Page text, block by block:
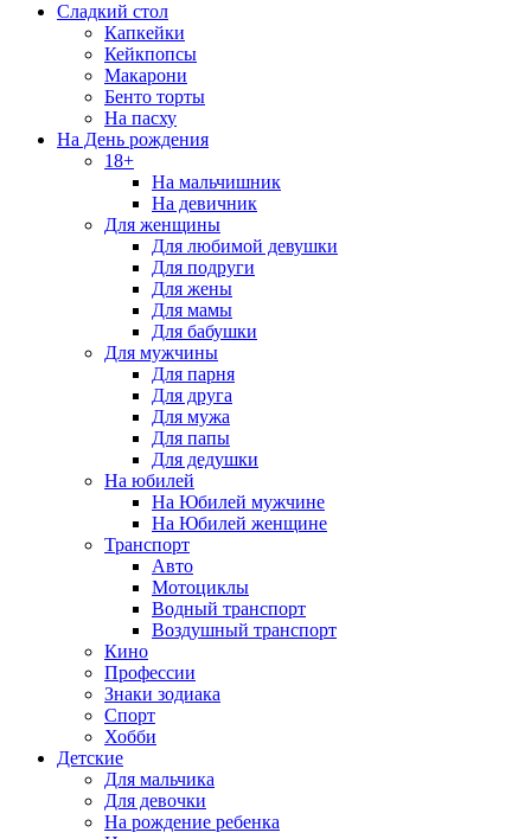
Сладкий стол
Капкейки
Кейкпопсы
Макарони
Бенто торты
На пасху
На День рождения
18+
На мальчишник
На девичник
Для женщины
Для любимой девушки
Для подруги
Для жены
Для мамы
Для бабушки
Для мужчины
Для парня
Для друга
Для мужа
Для папы
Для дедушки
На юбилей
На Юбилей мужчине
На Юбилей женщине
Транспорт
Авто
Мотоциклы
Водный транспорт
Воздушный транспорт
Кино
Профессии
Знаки зодиака
Спорт
Хобби
Детские
Для мальчика
Для девочки
На рождение ребенка